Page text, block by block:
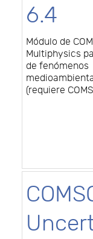
6.4
Módulo de
Multiphysics
de fenómenos
(requiere